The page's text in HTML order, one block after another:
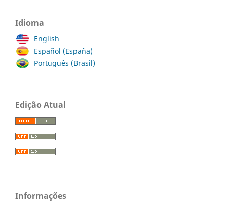
Idioma
English
Español (España)
Português (Brasil)
Edição Atual
Informações